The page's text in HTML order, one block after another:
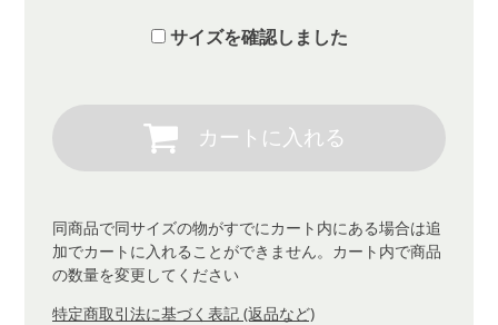
サイズを確認しました
同商品で同サイズの物がすでにカート内にある場合は追
加でカートに入れることができません。カート内で商品
の数量を変更してください
特定商取引法に基づく表記 (返品など)